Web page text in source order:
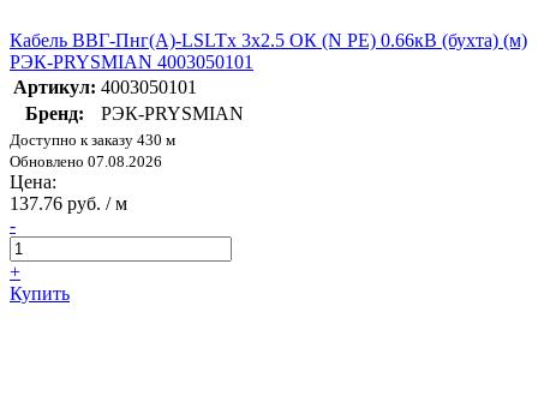
Кабель ВВГ-Пнг(А)-LSLTx 3х2.5 ОК (N PE) 0.66кВ (бухта) (м)
РЭК-PRYSMIAN 4003050101
Артикул: 4003050101
Бренд:
РЭК-PRYSMIAN
Доступно к заказу 430 м
Обновлено 07.08.2026
Цена:
137.76 руб. / м
-
+
Купить